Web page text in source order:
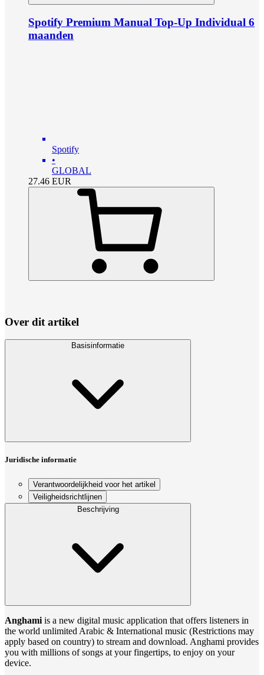
Spotify Premium Manual Top-Up Individual 6
maanden
Spotify
•
GLOBAL
27.46 EUR
Over dit artikel
Basisinformatie
Juridische informatie
Verantwoordelijkheid voor het artikel
Veiligheidsrichtlijnen
Beschrijving
Anghami is a new digital music application that offers listeners in
the world unlimited Arabic & International music (Restrictions may
apply based on country) to stream and download. Anghami provides
you with millions of songs at your fingertips, to enjoy on your
device.